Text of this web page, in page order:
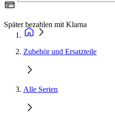
Später bezahlen mit Klarna
Zubehör und Ersatzteile
Alle Serien